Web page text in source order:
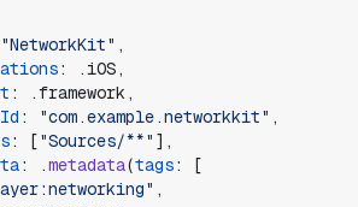
"NetworkKit" ,
: .iOS,
: .framework ,
: "com.example.networkkit" ,
: ["Sources/**" ] ,
: .metadata(tags:
[
" ,